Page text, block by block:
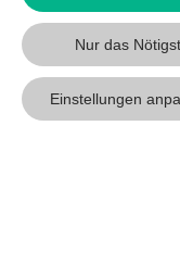
GYSO
auf
Youtube
GYSO
auf
folgen
Nur das
Einstellungen